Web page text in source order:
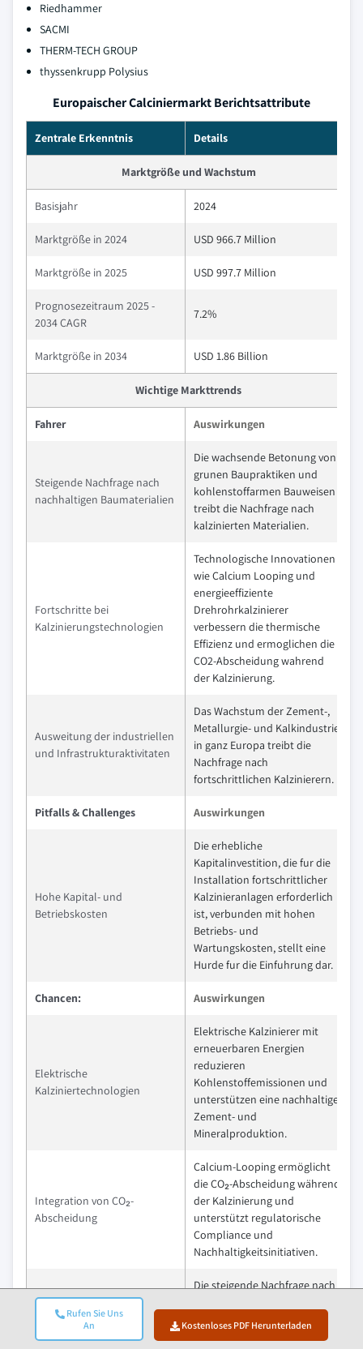
Rufen Sie Uns
An
Kostenloses PDF Herunterladen
Riedhammer
SACMI
THERM-TECH GROUP
thyssenkrupp Polysius
Europaischer Calciniermarkt Berichtsattribute
Zentrale Erkenntnis Details
Marktgröße und Wachstum
Basisjahr 2024
Marktgröße in 2024 USD 966.7 Million
Marktgröße in 2025 USD 997.7 Million
Prognosezeitraum 2025 -
2034 CAGR
7.2%
Marktgröße in 2034 USD 1.86 Billion
Wichtige Markttrends
Fahrer Auswirkungen
Steigende Nachfrage nach
nachhaltigen Baumaterialien
Die wachsende Betonung von
grunen Baupraktiken und
kohlenstoffarmen Bauweisen
treibt die Nachfrage nach
kalzinierten Materialien.
Fortschritte bei
Kalzinierungstechnologien
Technologische Innovationen
wie Calcium Looping und
energieeffiziente
Drehrohrkalzinierer
verbessern die thermische
Effizienz und ermoglichen die
CO2-Abscheidung wahrend
der Kalzinierung.
Ausweitung der industriellen
und Infrastrukturaktivitaten
Das Wachstum der Zement-,
Metallurgie- und Kalkindustrie
in ganz Europa treibt die
Nachfrage nach
fortschrittlichen Kalzinierern.
Pitfalls & Challenges Auswirkungen
Hohe Kapital- und
Betriebskosten
Die erhebliche
Kapitalinvestition, die fur die
Installation fortschrittlicher
Kalzinieranlagen erforderlich
ist, verbunden mit hohen
Betriebs- und
Wartungskosten, stellt eine
Hurde fur die Einfuhrung dar.
Chancen: Auswirkungen
Elektrische
Kalziniertechnologien
Elektrische Kalzinierer mit
erneuerbaren Energien
reduzieren
Kohlenstoffemissionen und
unterstützen eine nachhaltige
Zement- und
Mineralproduktion.
Integration von CO₂-
Abscheidung
Calcium-Looping ermöglicht
die CO₂-Abscheidung während
der Kalzinierung und
unterstützt regulatorische
Compliance und
Nachhaltigkeitsinitiativen.
Wachstum der Batterie- und
E-Auto-Industrie
Die steigende Nachfrage nach
Bedarf an hochreinem